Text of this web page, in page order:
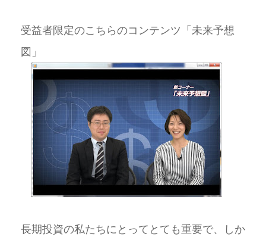
受益者限定のこちらのコンテンツ「未来予想
図」
長期投資の私たちにとってとても重要で、しか